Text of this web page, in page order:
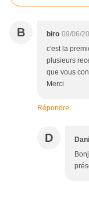
B biro 09/06/
c'est la
plusieurs
que vous
Merci
Répondre
D